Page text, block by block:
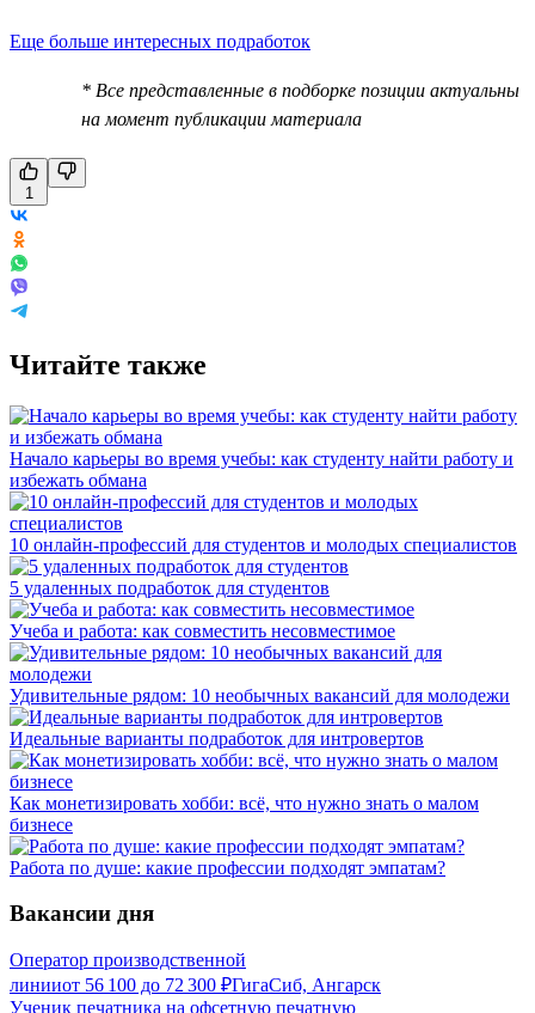
Еще больше интересных подработок
* Все представленные в подборке позиции актуальны
на момент публикации материала
1
Читайте также
Начало карьеры во время учебы: как студенту найти работу и
избежать обмана
10 онлайн-профессий для студентов и молодых специалистов
5 удаленных подработок для студентов
Учеба и работа: как совместить несовместимое
Удивительные рядом: 10 необычных вакансий для молодежи
Идеальные варианты подработок для интровертов
Как монетизировать хобби: всё, что нужно знать о малом
бизнесе
Работа по душе: какие профессии подходят эмпатам?
Вакансии дня
Оператор производственной
линииот 56 100 до 72 300 ₽ГигаСиб, Ангарск
Ученик печатника на офсетную печатную